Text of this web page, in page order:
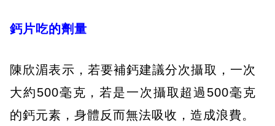
鈣片吃的劑量
陳欣湄表示，若要補鈣建議分次攝取，一次
大約500毫克，若是一次攝取超過500毫克
的鈣元素，身體反而無法吸收，造成浪費。